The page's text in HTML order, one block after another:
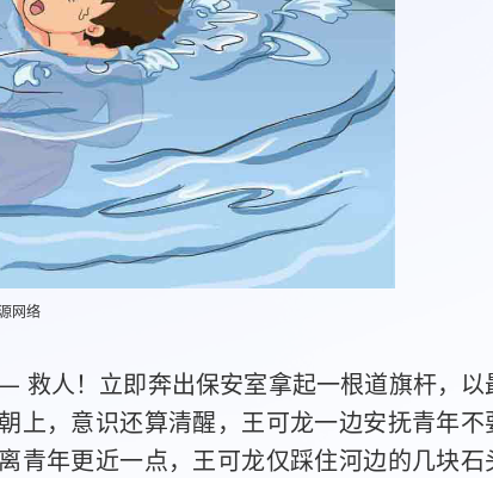
网络
人！立即奔出保安室拿起一根道旗杆，以
上，意识还算清醒，王可龙一边安抚青年不
年更近一点，王可龙仅踩住河边的几块石